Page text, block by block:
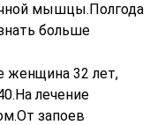
мышцы.Полгода
больше
женщина 32 лет,
лечение
запоев